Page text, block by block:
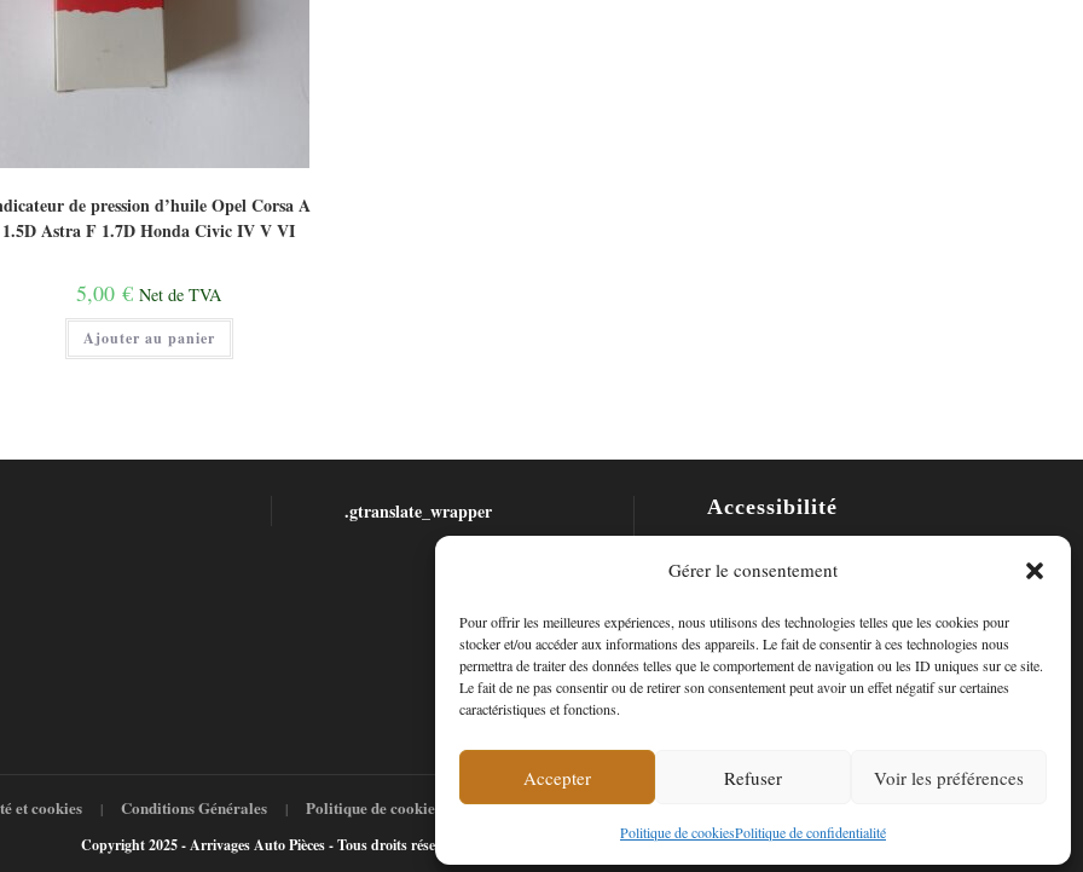
Gérer le consentement
Pour offrir les meilleures expériences, nous utilisons des technologies telles que les cookies pour
stocker et/ou accéder aux informations des appareils. Le fait de consentir à ces technologies nous
permettra de traiter des données telles que le comportement de navigation ou les ID uniques sur ce site.
Le fait de ne pas consentir ou de retirer son consentement peut avoir un effet négatif sur certaines
caractéristiques et fonctions.
Accepter Refuser Voir les préférences
Politique de cookiesPolitique de confidentialité
de pression d’huile Opel Corsa A
1.5D Astra F 1.7D Honda Civic IV V VI
5,00€ Net de TVA
Ajouter au panier
.gtranslate_wrapper Accessibilité
et cookies Conditions Générales Politique de cookies (UE) A propos de nous
Copyright 2025 - Arrivages Auto Pièces - Tous droits réservés